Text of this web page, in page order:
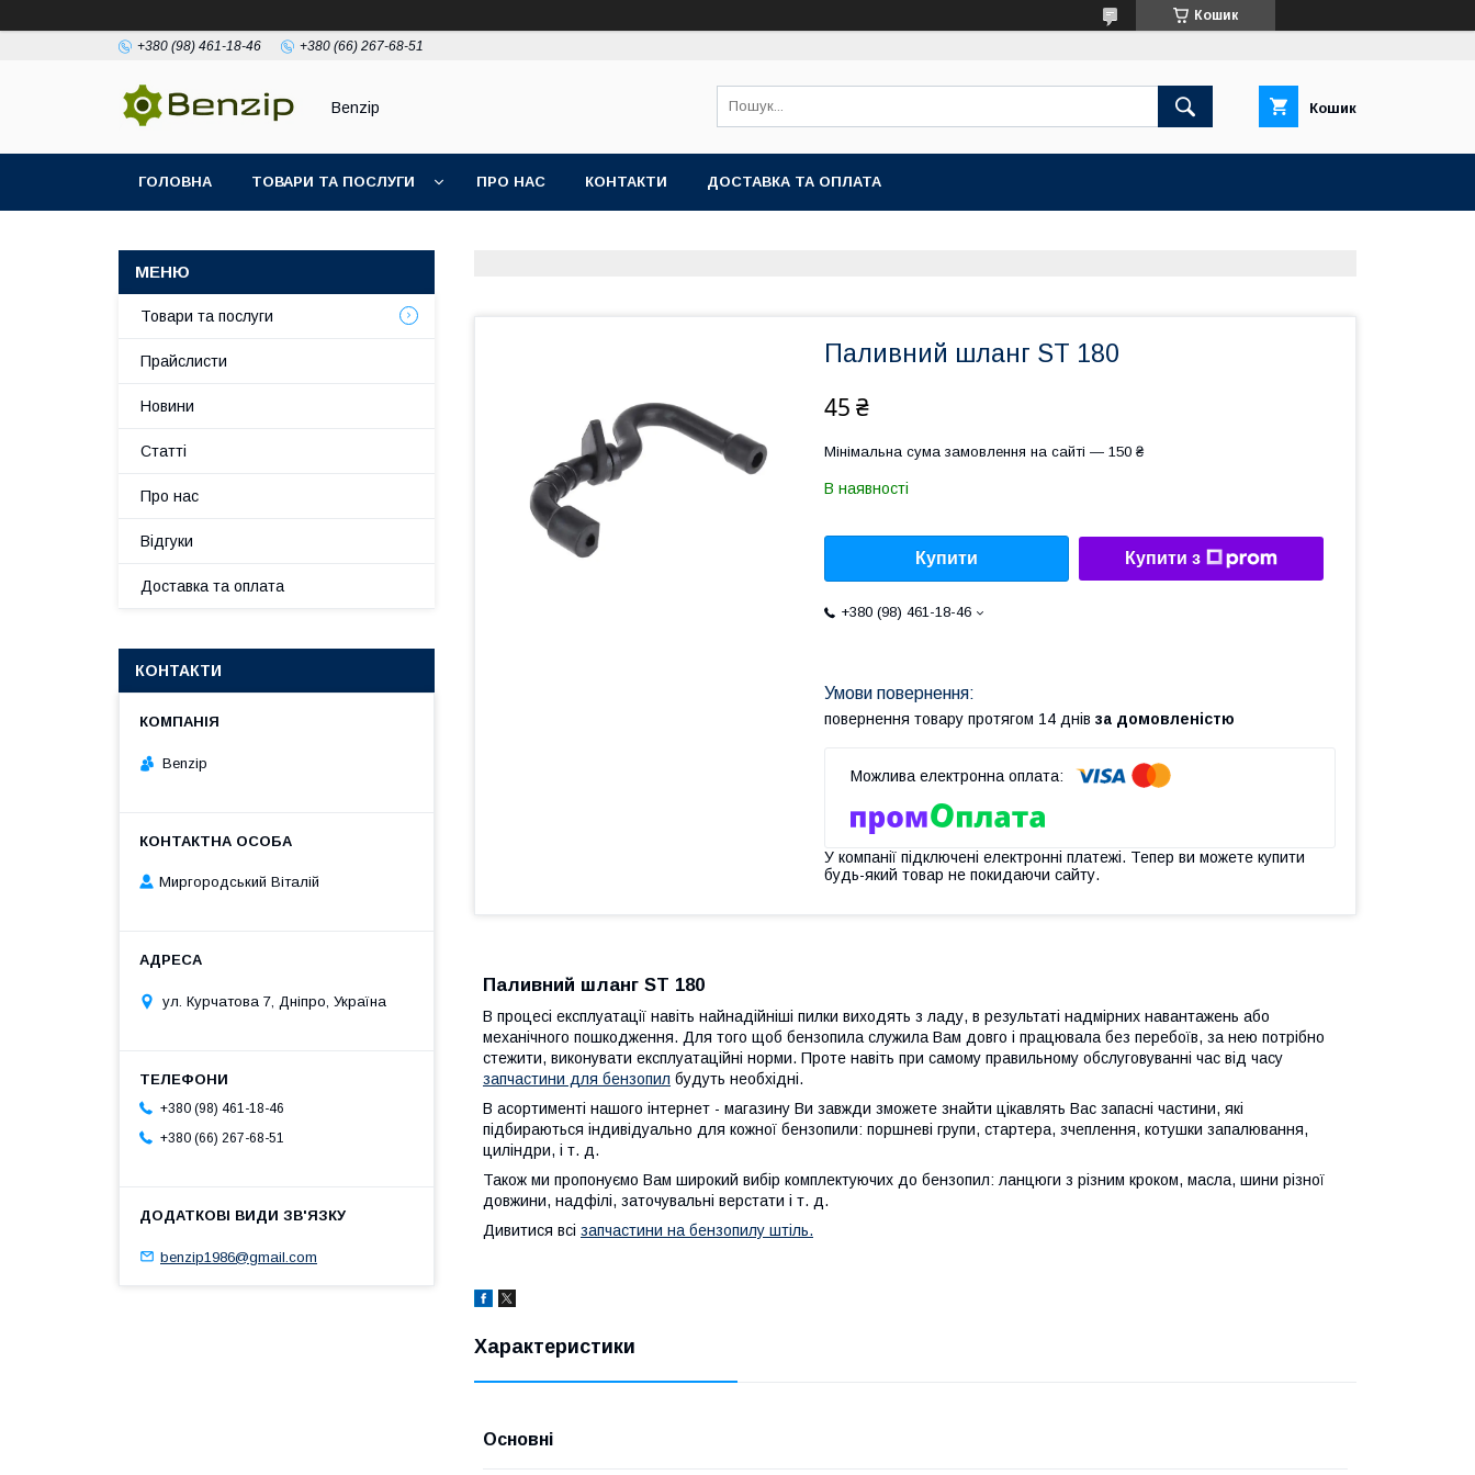
Кошик
+380 (98) 461-18-46 +380 (66) 267-68-51
Benzip Кошик
ГОЛОВНА ТОВАРИ ТА ПОСЛУГИ ПРО НАС КОНТАКТИ ДОСТАВКА ТА ОПЛАТА
Паливний шланг ST 180
45 ₴
Мінімальна сума замовлення на сайті — 150 ₴
В наявності
Купити Купити з
+380 (98) 461-18-46
повернення товару протягом 14 днів за домовленістю
У компанії підключені електронні платежі. Тепер ви можете купити
будь-який товар не покидаючи сайту.
Паливний шланг ST 180
В процесі експлуатації навіть найнадійніші пилки виходять з ладу, в результаті надмірних навантажень або
механічного пошкодження. Для того щоб бензопила служила Вам довго і працювала без перебоїв, за нею потрібно
стежити, виконувати експлуатаційні норми. Проте навіть при самому правильному обслуговуванні час від часу
запчастини для бензопил будуть необхідні.
В асортименті нашого інтернет - магазину Ви завжди зможете знайти цікавлять Вас запасні частини, які
підбираються індивідуально для кожної бензопили: поршневі групи, стартера, зчеплення, котушки запалювання,
циліндри, і т. д.
Також ми пропонуємо Вам широкий вибір комплектуючих до бензопил: ланцюги з різним кроком, масла, шини різної
довжини, надфілі, заточувальні верстати і т. д.
Дивитися всі запчастини на бензопилу штіль.
Характеристики
Основні
Товари та послуги
Прайслисти
Новини
Статті
Про нас
Відгуки
Доставка та оплата
КОНТАКТИ
Benzip
Миргородський Віталій
ул. Курчатова 7, Дніпро, Україна
+380 (98) 461-18-46
+380 (66) 267-68-51
benzip1986@gmail.com